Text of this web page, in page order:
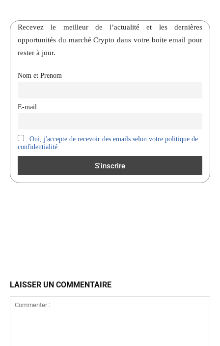
Recevez le meilleur de l’actualité et les dernières
opportunités du marché Crypto dans votre boite email pour
rester à jour.
Nom et Prenom
E-mail
Oui, j'accepte de recevoir des emails selon votre politique de
confidentialité.
LAISSER UN COMMENTAIRE